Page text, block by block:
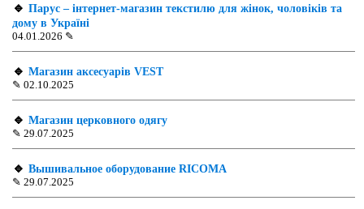
🔹 Парус – інтернет-магазин текстилю для жінок, чоловіків та
дому в Україні
04.01.2026 ✎
🔹 Магазин аксесуарів VEST
✎ 02.10.2025
🔹 Магазин церковного одягу
✎ 29.07.2025
🔹 Вышивальное оборудование RICOMA
✎ 29.07.2025